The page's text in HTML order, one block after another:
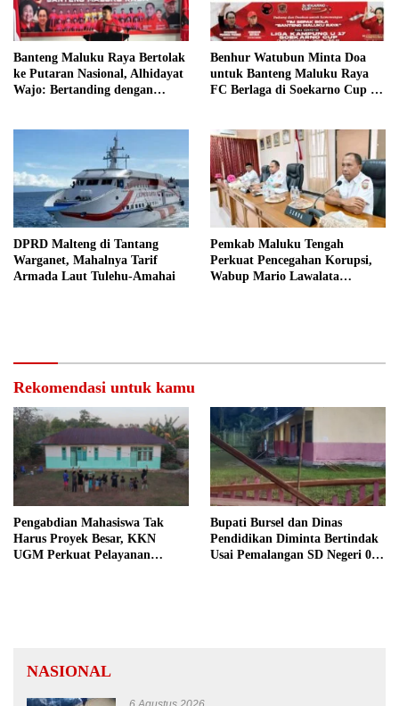
Banteng Maluku Raya Bertolak
ke Putaran Nasional, Alhidayat
Wajo: Bertanding dengan
Benhur Watubun Minta Doa
untuk Banteng Maluku Raya
FC Berlaga di Soekarno Cup U-
DPRD Malteng di Tantang
Warganet, Mahalnya Tarif
Armada Laut Tulehu-Amahai
Pemkab Maluku Tengah
Perkuat Pencegahan Korupsi,
Wabup Mario Lawalata
Rekomendasi untuk kamu
Pengabdian Mahasiswa Tak
Harus Proyek Besar, KKN
UGM Perkuat Pelayanan
Bupati Bursel dan Dinas
Pendidikan Diminta Bertindak
Usai Pemalangan SD Negeri 09
NASIONAL